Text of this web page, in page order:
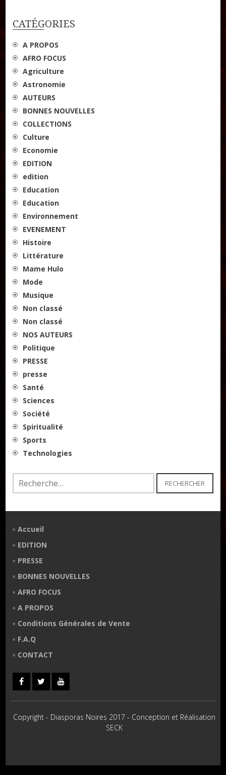
CATÉGORIES
A PROPOS
AFRO FOCUS
Agriculture
Astronomie
AUTEURS
BONNES NOUVELLES
COLLECTIONS
Culture
Economie
EDITION
edition
Education
Education
Environnement
EVENEMENT
Histoire
Littérature
Mame Hulo
Mode
Musique
Non classé
Non classé
NOS AUTEURS
Politique
PRESSE
presse
Santé
Sciences
Société
Spiritualité
Sports
Technologies
Rechercher :
Accueil
EDITION
PRESSE
BONNES NOUVELLES
AFRO FOCUS
A PROPOS
Conditions Générales de Vente
F.A.Q
CONTACT
Copyright - Diasporas Noires 2017 - Conception et Réalisation
SECK